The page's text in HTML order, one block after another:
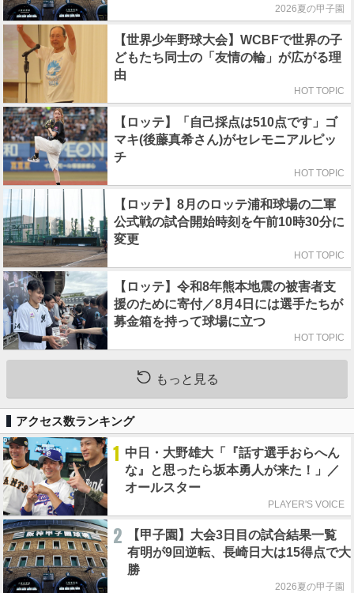
2026夏の甲子園
【世界少年野球大会】WCBFで世界の子
どもたち同士の「友情の輪」が広がる理
由
HOT TOPIC
【ロッテ】「自己採点は510点です」ゴ
マキ(後藤真希さん)がセレモニアルピッ
チ
HOT TOPIC
【ロッテ】8月のロッテ浦和球場の二軍
公式戦の試合開始時刻を午前10時30分に
変更
HOT TOPIC
【ロッテ】令和8年熊本地震の被害者支
援のために寄付／8月4日には選手たちが
募金箱を持って球場に立つ
HOT TOPIC
もっと見る
アクセス数ランキング
1 中日・大野雄大「『話す選手おらへん
な』と思ったら坂本勇人が来た！」／
オールスター
PLAYER'S VOICE
2
【甲子園】大会3日目の試合結果一覧
有明が9回逆転、長崎日大は15得点で大
勝
2026夏の甲子園